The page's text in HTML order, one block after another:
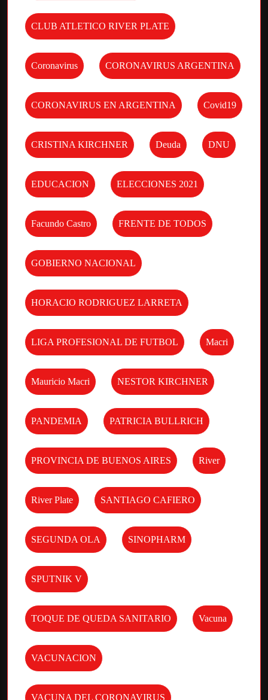
CLUB ATLETICO RIVER PLATE
Coronavirus CORONAVIRUS ARGENTINA
CORONAVIRUS EN ARGENTINA Covid19
CRISTINA KIRCHNER Deuda DNU
EDUCACION ELECCIONES 2021
Facundo Castro FRENTE DE TODOS
GOBIERNO NACIONAL
HORACIO RODRIGUEZ LARRETA
LIGA PROFESIONAL DE FUTBOL Macri
Mauricio Macri NESTOR KIRCHNER
PANDEMIA PATRICIA BULLRICH
PROVINCIA DE BUENOS AIRES River
River Plate SANTIAGO CAFIERO
SEGUNDA OLA SINOPHARM
SPUTNIK V
TOQUE DE QUEDA SANITARIO Vacuna
VACUNACION
VACUNA DEL CORONAVIRUS